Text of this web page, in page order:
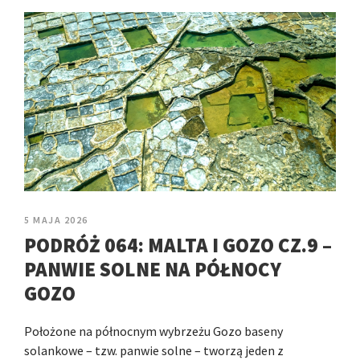
5 MAJA 2026
PODRÓŻ 064: MALTA I GOZO CZ.9 –
PANWIE SOLNE NA PÓŁNOCY
GOZO
Położone na północnym wybrzeżu Gozo baseny
solankowe – tzw. panwie solne – tworzą jeden z